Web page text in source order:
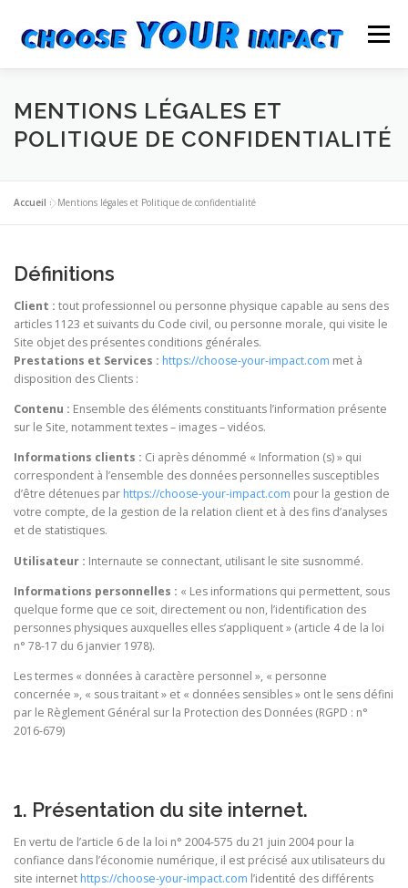
contenu
Menu
LE PODCAST LES ÉPISODES LES COMPLICES
MENTIONS LÉGALES ET
POLITIQUE DE CONFIDENTIALITÉ
Accueil »Mentions légales et Politique de confidentialité
Définitions
Client : tout professionnel ou personne physique capable au sens des
articles 1123 et suivants du Code civil, ou personne morale, qui visite le
Site objet des présentes conditions générales.
Prestations et Services : https://choose-your-impact.com met à
disposition des Clients :
Contenu : Ensemble des éléments constituants l’information présente
sur le Site, notamment textes – images – vidéos.
Informations clients : Ci après dénommé « Information (s) » qui
correspondent à l’ensemble des données personnelles susceptibles
d’être détenues par https://choose-your-impact.com pour la gestion de
votre compte, de la gestion de la relation client et à des fins d’analyses
et de statistiques.
Utilisateur : Internaute se connectant, utilisant le site susnommé.
Informations personnelles : « Les informations qui permettent, sous
quelque forme que ce soit, directement ou non, l’identification des
personnes physiques auxquelles elles s’appliquent » (article 4 de la loi
n° 78-17 du 6 janvier 1978).
Les termes « données à caractère personnel », « personne
concernée », « sous traitant » et « données sensibles » ont le sens défini
par le Règlement Général sur la Protection des Données (RGPD : n°
2016-679)
1. Présentation du site internet.
En vertu de l’article 6 de la loi n° 2004-575 du 21 juin 2004 pour la
confiance dans l’économie numérique, il est précisé aux utilisateurs du
site internet https://choose-your-impact.com l’identité des différents